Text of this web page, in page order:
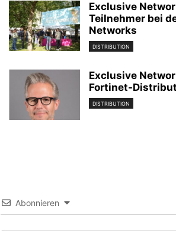
Exclusive
Teilnehmer bei
Networks
DISTRIBUTION
Exclusive
Fortinet-
DISTRIBUTION
Abonnieren